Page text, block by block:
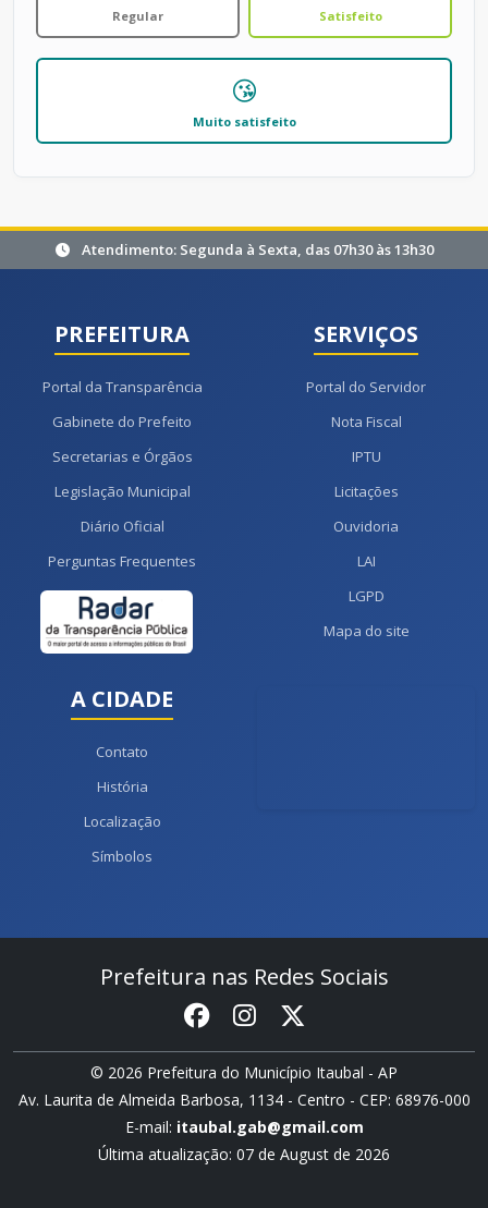
Regular Satisfeito
😘
Muito satisfeito
Atendimento: Segunda à Sexta, das 07h30 às 13h30
PREFEITURA
Portal da Transparência
Gabinete do Prefeito
Secretarias e Órgãos
Legislação Municipal
Diário Oficial
Perguntas Frequentes
SERVIÇOS
Portal do Servidor
Nota Fiscal
IPTU
Licitações
Ouvidoria
LAI
LGPD
Mapa do site
A CIDADE
Contato
História
Localização
Símbolos
Prefeitura nas Redes Sociais
© 2026 Prefeitura do Município Itaubal - AP
Av. Laurita de Almeida Barbosa, 1134 - Centro - CEP: 68976-000
E-mail: itaubal.gab@gmail.com
Última atualização: 07 de August de 2026